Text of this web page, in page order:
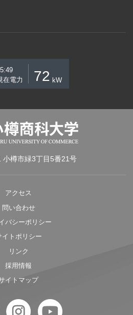
在電力
72 kW
小樽市緑3丁目5番21号
アクセス
問い合わせ
バシーポリシー
イトポリシー
リンク
採用情報
イトマップ